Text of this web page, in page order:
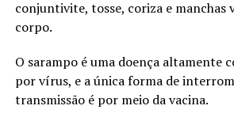
conjuntivite, tosse, coriza e manchas
corpo.
O sarampo é uma doença altamente
por vírus, e a única forma de
transmissão é por meio da vacina.